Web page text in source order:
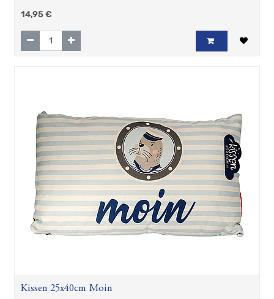
14,95€
Kissen 25x40cm Moin